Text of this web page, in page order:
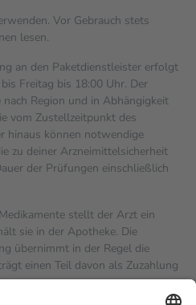
Vor Gebrauch stets
lesen.
an den Paketdienstleister erfolgt
Freitag bis 18:00 Uhr. Der
Region und in Abhängigkeit
vom Zustellzeitpunkt des
hinaus können notwendige
zu deiner Arzneimittelsicherheit
der Prüfungen einschließlich
stellt der Arzt ein
sie in der Apotheke. Die
übernimmt in der Regel die
einen Teil davon als Zuzahlung
in Höhe von zehn